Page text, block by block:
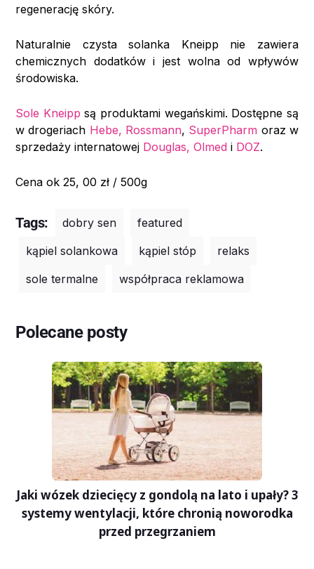
regenerację skóry.
Naturalnie czysta solanka Kneipp nie zawiera
chemicznych dodatków i jest wolna od wpływów
środowiska.
Sole Kneipp są produktami wegańskimi. Dostępne są
w drogeriach Hebe, Rossmann, SuperPharm oraz w
sprzedaży internatowej Douglas, Olmed i DOZ.
Cena ok 25, 00 zł / 500g
Tags: dobry sen
featured
kąpiel solankowa
kąpiel stóp
relaks
sole termalne
współpraca reklamowa
Polecane posty
Jaki wózek dziecięcy z gondolą na lato i upały? 3
systemy wentylacji, które chronią noworodka
przed przegrzaniem